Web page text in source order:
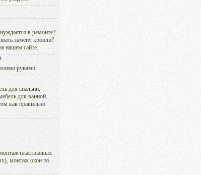
в ремонте?
замену кровли?
нашем сайте.
руками.
для спальни,
для ванной.
как правильно
пластиковых
монтаж окон по